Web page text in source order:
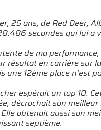
25 ans, de Red Deer,
secondes qui lui a
de ma
résultat en carrière sur
12ème place n’est
espérait un top 10.
décrochait son
obtenait aussi son
septième.